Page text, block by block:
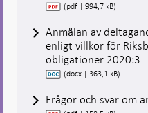
(pdf | 994,7 kB)
Anmälan av
enligt villkor för
obligationer 2020:3
(docx | 363,1 kB)
Frågor och svar om